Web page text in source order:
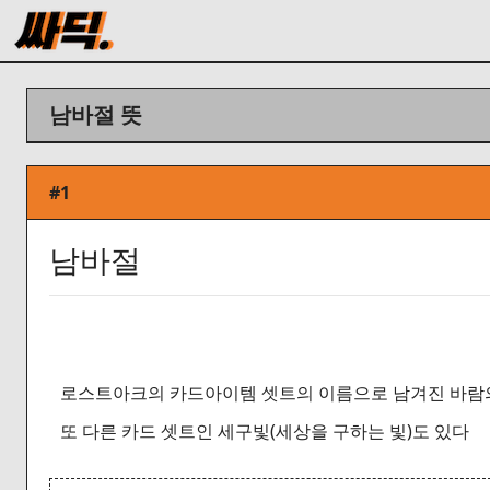
남바절 뜻
#1
남바절
로스트아크의 카드아이템 셋트의 이름으로 남겨진 바
또 다른 카드 셋트인 세구빛(세상을 구하는 빛)도 있다